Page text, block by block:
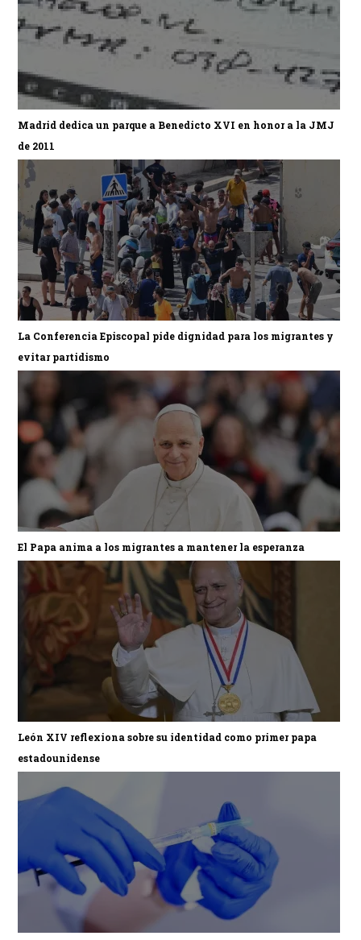
Madrid dedica un parque a Benedicto XVI en honor a la JMJ
de 2011
La Conferencia Episcopal pide dignidad para los migrantes y
evitar partidismo
El Papa anima a los migrantes a mantener la esperanza
León XIV reflexiona sobre su identidad como primer papa
estadounidense